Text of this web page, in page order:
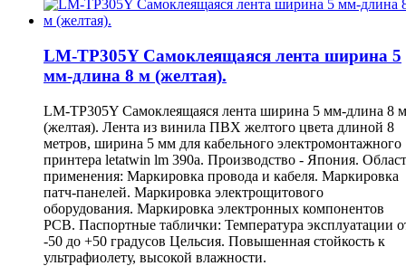
LM-TP305Y Самоклеящаяся лента ширина 5
мм-длина 8 м (желтая).
LM-TP305Y Самоклеящаяся лента ширина 5 мм-длина 8 м
(желтая). Лента из винила ПВХ желтого цвета длиной 8
метров, ширина 5 мм для кабельного электромонтажного
принтера letatwin lm 390a. Производство - Япония.
применения: Маркировка провода и кабеля. Маркировка
патч-панелей. Маркировка электрощитового
оборудования. Маркировка электронных компонентов
РСВ. Паспортные таблички: Температура эксплуатации
-50 до +50 градусов Цельсия. Повышенная стойкость к
ультрафиолету, высокой влажности.